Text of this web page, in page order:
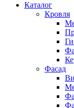
Каталог
Кровля
Фасад